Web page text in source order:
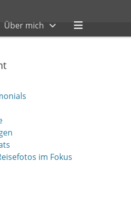
Über mich
Header
Toggle
im Fokus